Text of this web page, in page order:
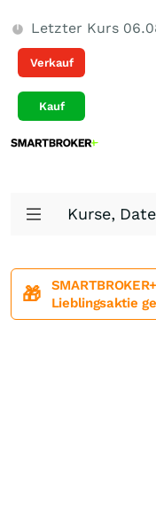
Letzter Kurs
Verkauf
Kauf
Kurse,
🎁
Lieblingsaktie